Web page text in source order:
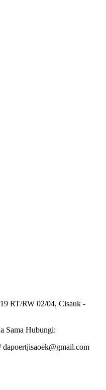
RT/RW 02/04, Cisauk -
Sama Hubungi: